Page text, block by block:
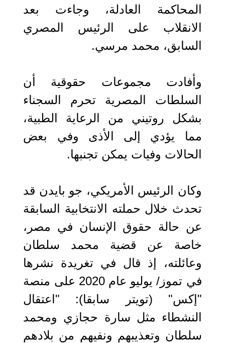
المحاكمة العادلة، وجاءت بعد
الانقلاب على الرئيس المصري
السابق، محمد مرسي.
وأفادت مجموعات حقوقية أن
السلطات المصرية تحرم السجناء
بشكل روتيني من الرعاية الطبية،
مما يؤدي إلى الأذى وفي بعض
الحالات وفيات يمكن تجنبها.
وكان الرئيس الأمريكي، جو بايدن قد
تحدث خلال حملته الانتخابية السابقة
عن حالة حقوق الإنسان في مصر،
خاصة عن قضية محمد سلطان
وعائلته، إذ قال في تغريدة نشرها
في تموز/ يوليو عام 2020 على منصة
"إكس" (تويتر سابقا): "اعتقال
النشطاء مثل سارة حجازي ومحمد
سلطان وتعذيبهم ونفيهم من بلادهم